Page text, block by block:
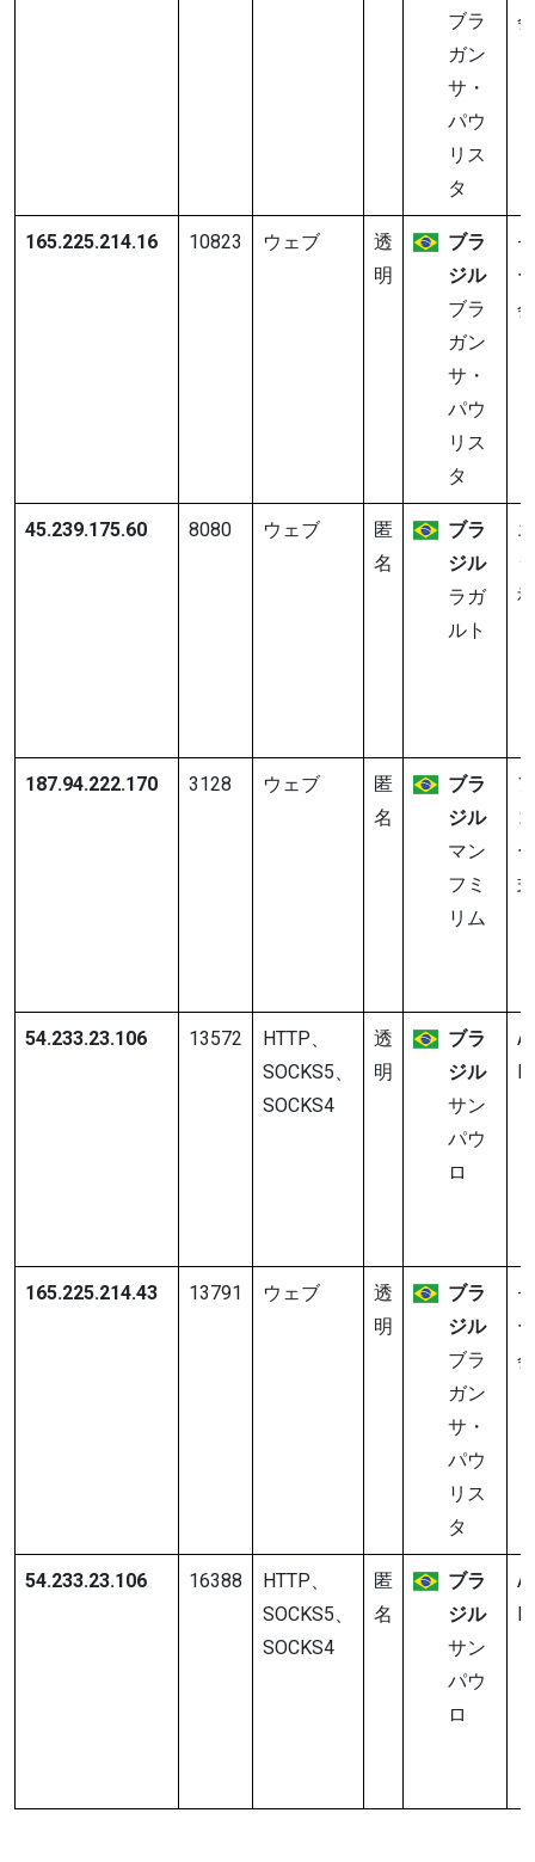
ブラ
ガン
サ・
パウ
リス
タ
165.225.214.16 10823 ウェブ
透
明
ブラ
ジル
ブラ
ガン
サ・
パウ
リス
タ
45.239.175.60 8080 ウェブ
匿
名
ブラ
ジル
ラガ
ルト
社
187.94.222.170 3128 ウェブ
匿
名
ブラ
ジル
マン
フミ
リム
54.233.23.106 13572
HTTP、
SOCKS5、
SOCKS4
透
明
ブラ
ジル
サン
パウ
ロ
165.225.214.43 13791 ウェブ
透
明
ブラ
ジル
ブラ
ガン
サ・
パウ
リス
タ
54.233.23.106 16388
HTTP、
SOCKS5、
SOCKS4
匿
名
ブラ
ジル
サン
パウ
ロ